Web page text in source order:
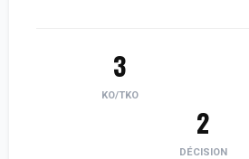
3
KO/TKO
2
DÉCISION